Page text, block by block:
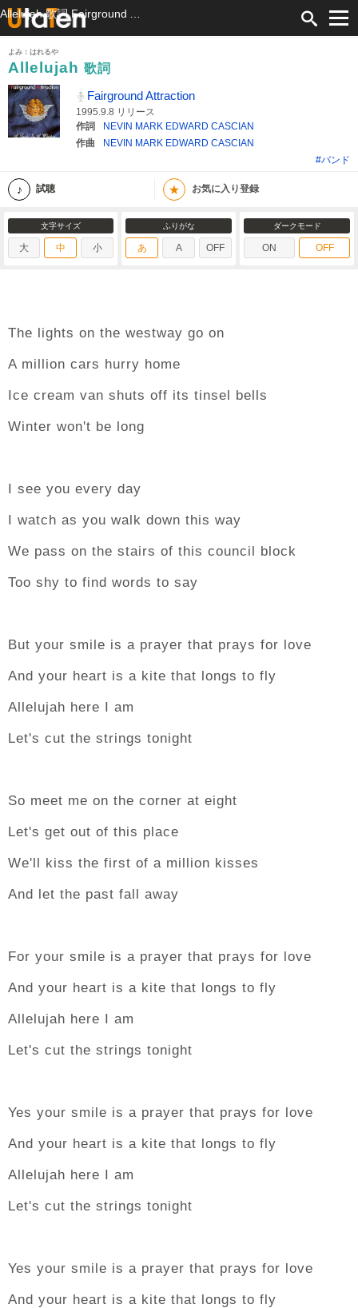
よみ：はれるや
Allelujah 歌詞
Fairground Attraction
1995.9.8 リリース
作詞
NEVIN MARK EDWARD CASCIAN
作曲
NEVIN MARK EDWARD CASCIAN
#バンド
試聴 ★ お気に入り登録
文字サイズ
大 中 小
ふりがな
あ A OFF
ダークモード
ON OFF
The lights on the westway go on
A million cars hurry home
Ice cream van shuts off its tinsel bells
Winter won't be long
I see you every day
I watch as you walk down this way
We pass on the stairs of this council block
Too shy to find words to say
But your smile is a prayer that prays for love
And your heart is a kite that longs to fly
Allelujah here I am
Let's cut the strings tonight
So meet me on the corner at eight
Let's get out of this place
We'll kiss the first of a million kisses
And let the past fall away
For your smile is a prayer that prays for love
And your heart is a kite that longs to fly
Allelujah here I am
Let's cut the strings tonight
Yes your smile is a prayer that prays for love
And your heart is a kite that longs to fly
Allelujah here I am
Let's cut the strings tonight
Yes your smile is a prayer that prays for love
And your heart is a kite that longs to fly